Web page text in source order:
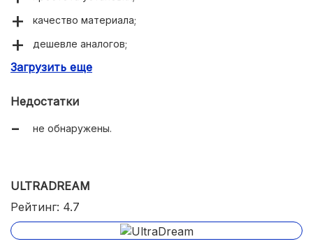
качество материала;
дешевле аналогов;
богатая цветовая палитра.
Загрузить еще
Недостатки
не обнаружены.
ULTRADREAM
Рейтинг: 4.7